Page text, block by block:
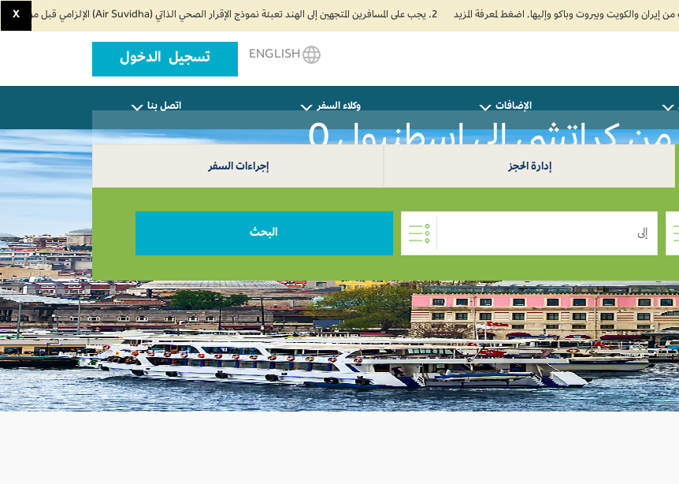
2. يجب على المسافرين المتجهين إلى الهند تعبئة نموذج الإقرار الصحي الذاتي (Air Suvidha) الإلزامي قبل موعد الوصول بـ 24 ساعة على الأقل. اضغط هنا للدخول إلى بوابة Air Suvidha. X
تسجيل الدخول
الإضافات وكلاء السفر اتصل بنا
كراتشي إلى إسطنبول 0
إدارة الحجز إجراءات السفر
إلى البحث